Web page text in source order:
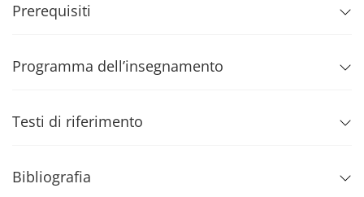
Prerequisiti
Programma dell’insegnamento
Testi di riferimento
Bibliografia